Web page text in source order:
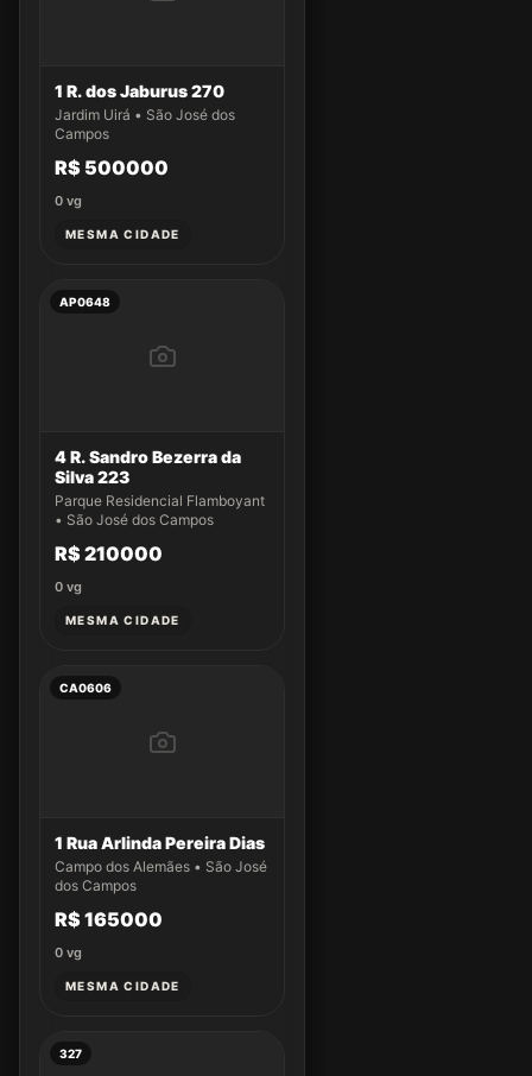
1 R. dos Jaburus 270
Jardim Uirá • São José dos
Campos
R$ 500000
0 vg
MESMA CIDADE
AP0648
4 R. Sandro Bezerra da
Silva 223
Parque Residencial Flamboyant
• São José dos Campos
R$ 210000
0 vg
MESMA CIDADE
CA0606
1 Rua Arlinda Pereira Dias
Campo dos Alemães • São José
dos Campos
R$ 165000
0 vg
MESMA CIDADE
327